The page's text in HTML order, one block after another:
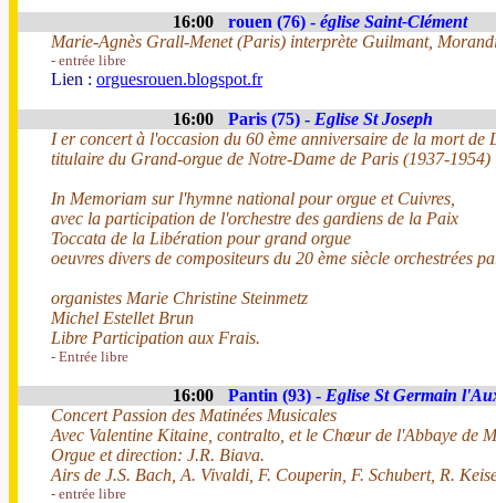
16:00 rouen (76) - église Saint-Clément
Marie-Agnès Grall-Menet (Paris) interprète Guilmant,
- entrée libre
Lien : orguesrouen.blogspot.fr
16:00 Paris (75) - Eglise St Joseph
I er concert à l'occasion du 60 ème anniversaire de la mort de
titulaire du Grand-orgue de Notre-Dame de Paris (1937-1954)
In Memoriam sur l'hymne national pour orgue et Cuivres,
avec la participation de l'orchestre des gardiens de la Paix
Toccata de la Libération pour grand orgue
oeuvres divers de compositeurs du 20 ème siècle orchestrées
organistes Marie Christine Steinmetz
Michel Estellet Brun
Libre Participation aux Frais.
- Entrée libre
16:00 Pantin (93) - Eglise St Germain
Concert Passion des Matinées Musicales
Avec Valentine Kitaine, contralto, et le Chœur de l'Abbaye de
Orgue et direction: J.R. Biava.
Airs de J.S. Bach, A. Vivaldi, F. Couperin, F. Schubert, R.
- entrée libre